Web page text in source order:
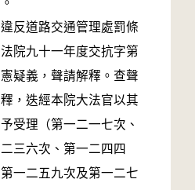
反道路交通管理處罰條
院九十一年度交抗字第
疑義，聲請解釋。查聲
，迭經本院大法官以其
受理（第一二一七次、
三六次、第一二四四
一二五九次及第一二七